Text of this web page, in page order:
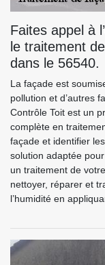
Faites appel à
le traitement
dans le 56540.
La façade est
pollution et d’autres
Contrôle Toit est un
complète en
façade et identifier
solution adaptée
un traitement de
nettoyer, réparer et
l’humidité en